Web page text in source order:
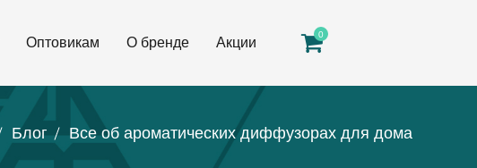
Оптовикам О бренде Акции
0
Блог Все об ароматических диффузорах для дома